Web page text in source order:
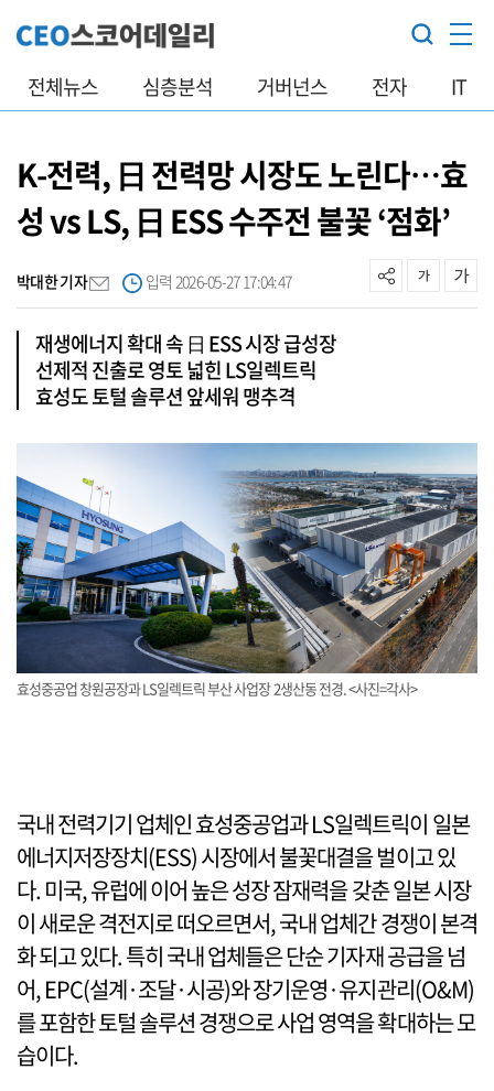
전체뉴스 심층분석 거버넌스 전자 IT
K-전력, 日 전력망 시장도 노린다…효
성 vs LS, 日 ESS 수주전 불꽃 ‘점화’
박대한 기자 입력 2026-05-27 17:04:47
재생에너지 확대 속 日 ESS 시장 급성장
선제적 진출로 영토 넓힌 LS일렉트릭
효성도 토털 솔루션 앞세워 맹추격
효성중공업 창원공장과 LS일렉트릭 부산 사업장 2생산동 전경. <사진=각사>
국내 전력기기 업체인 효성중공업과 LS일렉트릭이 일본
에너지저장장치(ESS) 시장에서 불꽃대결을 벌이고 있
다. 미국, 유럽에 이어 높은 성장 잠재력을 갖춘 일본 시장
이 새로운 격전지로 떠오르면서, 국내 업체간 경쟁이 본격
화 되고 있다. 특히 국내 업체들은 단순 기자재 공급을 넘
어, EPC(설계·조달·시공)와 장기운영·유지관리(O&M)
를 포함한 토털 솔루션 경쟁으로 사업 영역을 확대하는 모
습이다.